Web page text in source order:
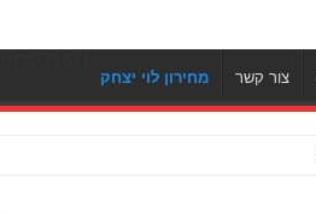
צור קשר מחירון לוי יצחק